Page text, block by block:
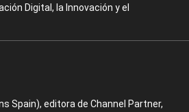
Digital, la Innovación y el
Spain), editora de Channel Partner,